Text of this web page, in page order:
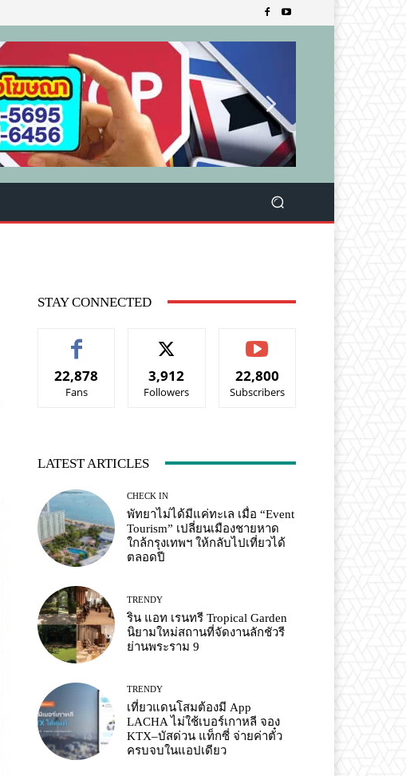
STAY CONNECTED
22,878
Fans
3,912
Followers
22,800
Subscribers
LATEST ARTICLES
CHECK IN
พัทยาไม่ได้มีแค่ทะเล เมื่อ “Event
Tourism” เปลี่ยนเมืองชายหาด
ใกล้กรุงเทพฯ ให้กลับไปเที่ยวได้
ตลอดปี
TRENDY
ริน แอท เรนทรี Tropical Garden
นิยามใหม่สถานที่จัดงานลักชัวรี
ย่านพระราม 9
TRENDY
เที่ยวแดนโสมต้องมี App
LACHA ไม่ใช้เบอร์เกาหลี จอง
KTX–บัสด่วน แท็กซี่ จ่ายค่าตั๋ว
ครบจบในแอปเดียว